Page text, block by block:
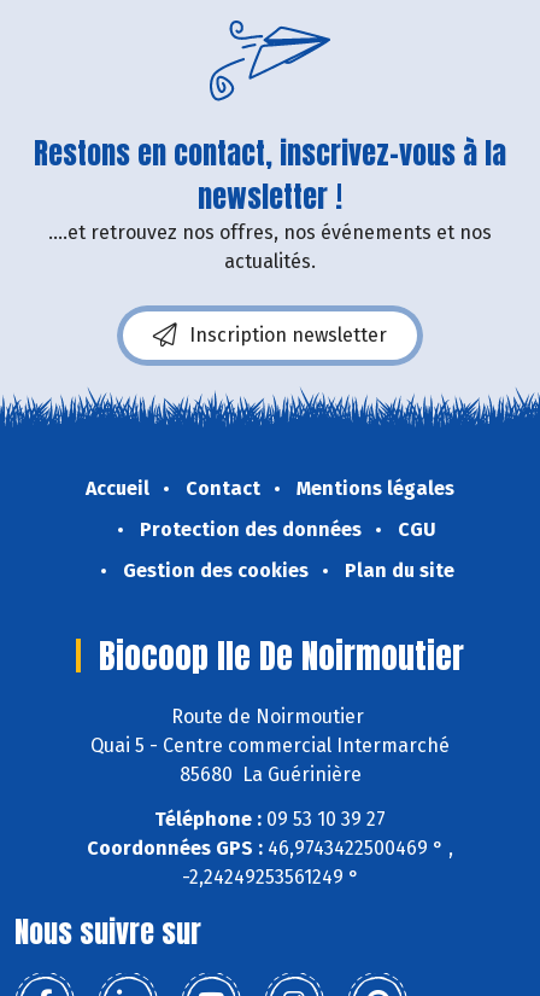
Restons en contact, inscrivez-vous à la
newsletter !
....et retrouvez nos offres, nos événements et nos
actualités.
Inscription newsletter
Accueil Contact
Mentions légales
Protection des données
CGU
Gestion des cookies
Plan du site
Biocoop Ile De Noirmoutier
Route de Noirmoutier
Quai 5 - Centre commercial Intermarché
85680 La Guérinière
Téléphone : 09 53 10 39 27
Coordonnées GPS : 46,9743422500469 ° ,
-2,24249253561249 °
Nous suivre sur